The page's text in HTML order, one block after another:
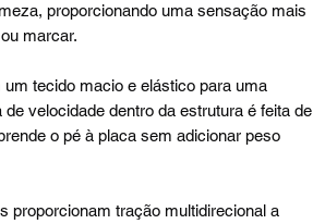
proporcionando uma sensação mais
marcar.
tecido macio e elástico para uma
velocidade dentro da estrutura é feita de
o pé à placa sem adicionar peso
proporcionam tração multidirecional a